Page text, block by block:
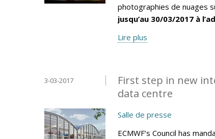
photographies de nuages
jusqu’au 30/03/2017 à
Lire plus
First step in new
data centre
3-03-2017
Salle de presse
ECMWF’s Council has